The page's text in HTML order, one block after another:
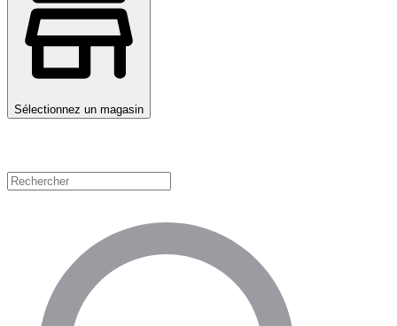
Sélectionnez un magasin